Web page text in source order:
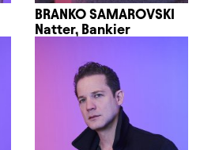
BRANKO SAMAROVSKI
Natter, Bankier